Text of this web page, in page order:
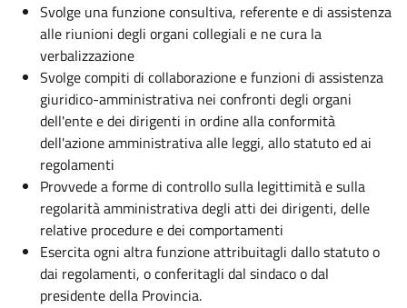
Svolge una funzione consultiva, referente e di assistenza
alle riunioni degli organi collegiali e ne cura la
verbalizzazione
Svolge compiti di collaborazione e funzioni di assistenza
giuridico-amministrativa nei confronti degli organi
dell'ente e dei dirigenti in ordine alla conformità
dell'azione amministrativa alle leggi, allo statuto ed ai
regolamenti
Provvede a forme di controllo sulla legittimità e sulla
regolarità amministrativa degli atti dei dirigenti, delle
relative procedure e dei comportamenti
Esercita ogni altra funzione attribuitagli dallo statuto o
dai regolamenti, o conferitagli dal sindaco o dal
presidente della Provincia.